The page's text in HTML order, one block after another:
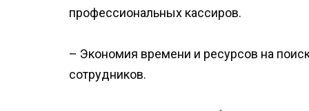
профессиональных кассиров.
– Экономия времени и ресурсов на
сотрудников.